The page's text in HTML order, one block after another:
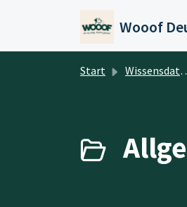
Wooof
Start Wissensdatenbank